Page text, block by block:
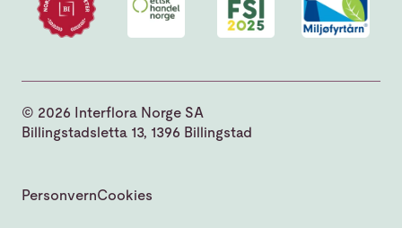
© 2026 Interflora Norge SA
Billingstadsletta 13, 1396 Billingstad
PersonvernCookies